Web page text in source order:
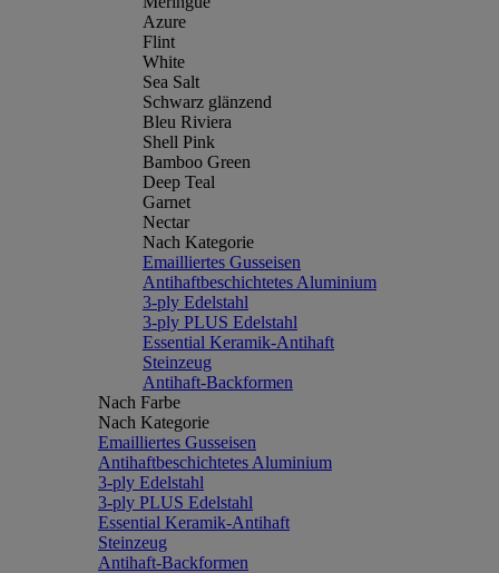
Azure
Flint
White
Sea Salt
Schwarz glänzend
Bleu Riviera
Shell Pink
Bamboo Green
Deep Teal
Garnet
Nectar
Nach Kategorie
Emailliertes Gusseisen
Antihaftbeschichtetes Aluminium
3-ply Edelstahl
3-ply PLUS Edelstahl
Essential Keramik-Antihaft
Steinzeug
Antihaft-Backformen
Nach Farbe
Nach Kategorie
Emailliertes Gusseisen
Antihaftbeschichtetes Aluminium
3-ply Edelstahl
3-ply PLUS Edelstahl
Essential Keramik-Antihaft
Steinzeug
Antihaft-Backformen